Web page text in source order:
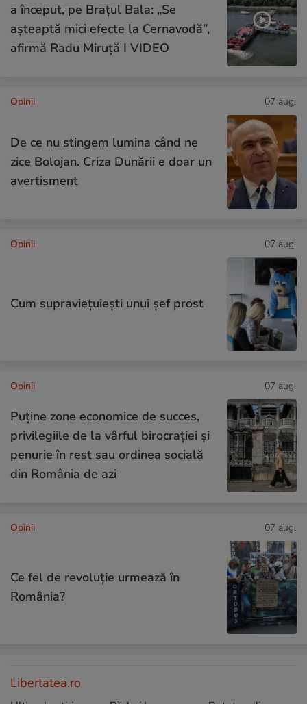
a început, pe Brațul Bala: „Se
așteaptă mici efecte la Cernavodă”,
afirmă Radu Miruță I VIDEO
Opinii 07 aug.
De ce nu stingem lumina când ne
zice Bolojan. Criza Dunării e doar un
avertisment
Opinii 07 aug.
Cum supraviețuiești unui șef prost
Opinii 07 aug.
Puține zone economice de succes,
privilegiile de la vârful birocrației și
penurie în rest sau ordinea socială
din România de azi
Opinii 07 aug.
Ce fel de revoluție urmează în
România?
Libertatea.ro